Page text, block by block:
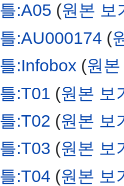
틀:A05 (원본 보
틀:AU000174 (
틀:Infobox (원
틀:T01 (원본 보
틀:T02 (원본 보
틀:T03 (원본 보
틀:T04 (원본 보